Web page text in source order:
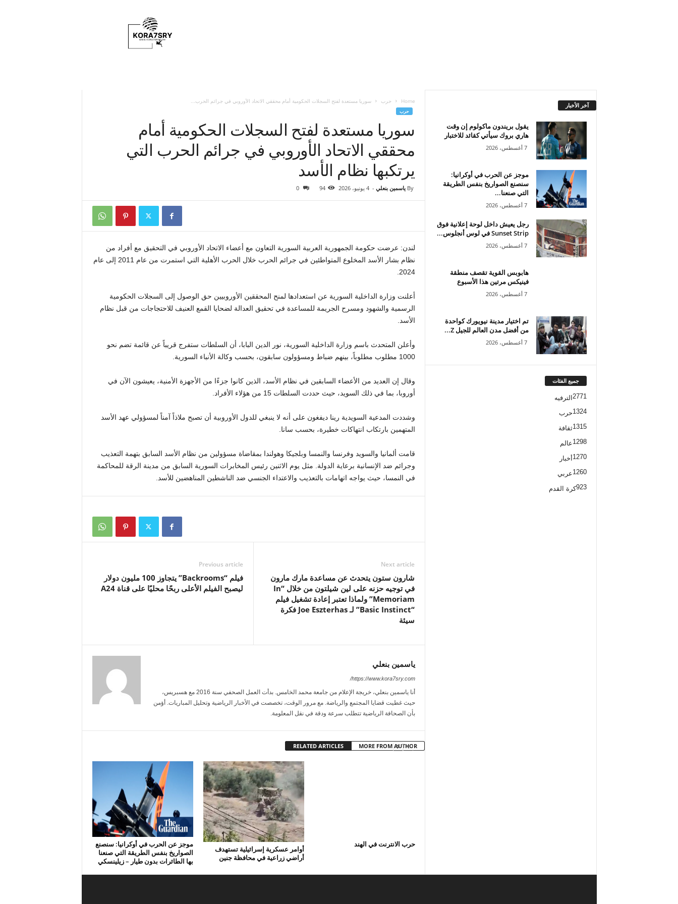
Home حرب سوريا مستعدة لفتح السجلات الحكومية أمام محققي الاتحاد الأوروبي في جرائم الحرب...
حرب
سوريا مستعدة لفتح السجلات الحكومية أمام
محققي الاتحاد الأوروبي في جرائم الحرب التي
يرتكبها نظام الأسد
By ياسمين بنعلي - 4 يونيو، 2026 94
0
لندن: عرضت حكومة الجمهورية العربية السورية التعاون مع أعضاء الاتحاد الأوروبي في التحقيق مع أفراد من
نظام بشار الأسد المخلوع المتواطئين في جرائم الحرب خلال الحرب الأهلية التي استمرت من عام 2011 إلى عام
2024.
أعلنت وزارة الداخلية السورية عن استعدادها لمنح المحققين الأوروبيين حق الوصول إلى السجلات الحكومية
الرسمية والشهود ومسرح الجريمة للمساعدة في تحقيق العدالة لضحايا القمع العنيف للاحتجاجات من قبل نظام
الأسد.
وأعلن المتحدث باسم وزارة الداخلية السورية، نور الدين البابا، أن السلطات ستفرج قريباً عن قائمة تضم نحو
1000 مطلوب مطلوباً، بينهم ضباط ومسؤولون سابقون، بحسب وكالة الأنباء السورية.
وقال إن العديد من الأعضاء السابقين في نظام الأسد، الذين كانوا جزءًا من الأجهزة الأمنية، يعيشون الآن في
أوروبا، بما في ذلك السويد، حيث حددت السلطات 15 من هؤلاء الأفراد.
وشددت المدعية السويدية رينا ديفغون على أنه لا ينبغي للدول الأوروبية أن تصبح ملاذاً آمناً لمسؤولي عهد الأسد
المتهمين بارتكاب انتهاكات خطيرة، بحسب سانا.
قامت ألمانيا والسويد وفرنسا والنمسا وبلجيكا وهولندا بمقاضاة مسؤولين من نظام الأسد السابق بتهمة التعذيب
وجرائم ضد الإنسانية برعاية الدولة. مثل يوم الاثنين رئيس المخابرات السورية السابق من مدينة الرقة للمحاكمة
في النمسا، حيث يواجه اتهامات بالتعذيب والاعتداء الجنسي ضد الناشطين المناهضين للأسد.
Previous article
فيلم “Backrooms” يتجاوز 100 مليون دولار
ليصبح الفيلم الأعلى ربحًا محليًا على قناة A24
Next article
شارون ستون يتحدث عن مساعدة مارك مارون
في توجيه حزنه على لين شيلتون من خلال “In
Memoriam” ولماذا تعتبر إعادة تشغيل فيلم
“Basic Instinct” لـ Joe Eszterhas فكرة
سيئة
ياسمين بنعلي
https://www.kora7sry.com/
أنا ياسمين بنعلي، خريجة الإعلام من جامعة محمد الخامس. بدأت العمل الصحفي سنة 2016 مع هسبريس،
حيث غطيت قضايا المجتمع والرياضة. مع مرور الوقت، تخصصت في الأخبار الرياضية وتحليل المباريات. أؤمن
بأن الصحافة الرياضية تتطلب سرعة ودقة في نقل المعلومة.
RELATED ARTICLES MORE FROM AUTHOR
موجز عن الحرب في أوكرانيا: سنصنع
الصواريخ بنفس الطريقة التي صنعنا
بها الطائرات بدون طيار – زيلينسكي
أوامر عسكرية إسرائيلية تستهدف
أراضي زراعية في محافظة جنين
حرب الانترنت في الهند
آخر الأخبار
يقول بريندون ماكولوم إن وقت
هاري بروك سيأتي كقائد للاختبار
7 أغسطس، 2026
موجز عن الحرب في أوكرانيا:
سنصنع الصواريخ بنفس الطريقة
التي صنعنا...
7 أغسطس، 2026
رجل يعيش داخل لوحة إعلانية فوق
Sunset Strip في لوس أنجلوس...
7 أغسطس، 2026
هابوبس القوية تقصف منطقة
فينيكس مرتين هذا الأسبوع
7 أغسطس، 2026
تم اختيار مدينة نيويورك كواحدة
من أفضل مدن العالم للجيل Z...
7 أغسطس، 2026
جميع الفئات
الترفيه 2771
حرب1324
ثقافة1315
عالم1298
أخبار 1270
عربي1260
كرة القدم923